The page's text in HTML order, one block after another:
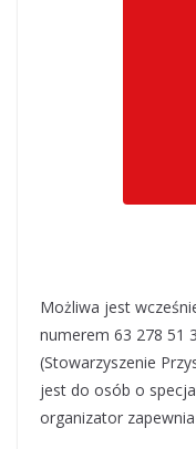
Możliwa jest
numerem 63 278 51
(Stowarzyszenie
jest do osób o
organizator